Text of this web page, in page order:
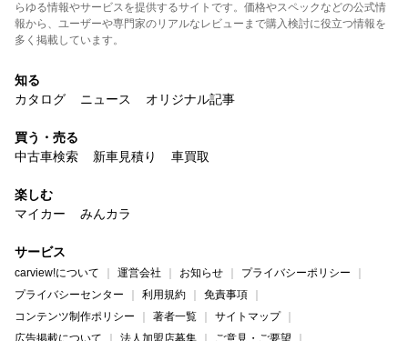
らゆる情報やサービスを提供するサイトです。価格やスペックなどの公式情
報から、ユーザーや専門家のリアルなレビューまで購入検討に役立つ情報を
多く掲載しています。
知る
カタログ
ニュース オリジナル記事
買う・売る
中古車検索
新車見積り 車買取
楽しむ
マイカー
みんカラ
サービス
carview!について 運営会社 お知らせ
プライバシーポリシー
プライバシーセンター
利用規約
免責事項
コンテンツ制作ポリシー
著者一覧
サイトマップ
広告掲載について
法人加盟店募集 ご意見・ご要望